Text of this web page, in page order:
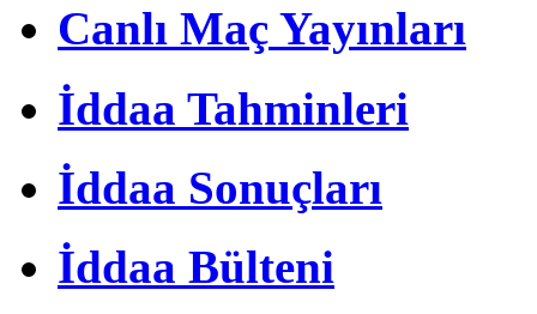
Canlı Maç Yayınları
İddaa Tahminleri
İddaa Sonuçları
İddaa Bülteni